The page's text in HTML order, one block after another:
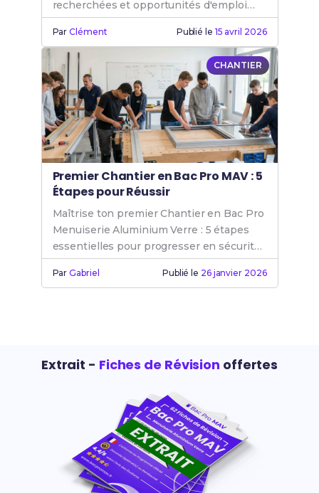
recherchées et opportunités d'emploi
dans la menuiserie aluminium.
ParClément Publié le 15 avril 2026
CHANTIER
Premier Chantier en Bac Pro MAV : 5
Étapes pour Réussir
Maîtrise ton premier Chantier en Bac Pro
Menuiserie Aluminium Verre : 5 étapes
essentielles pour progresser en sécurité
et avec méthode.
ParGabriel Publié le 26 janvier 2026
Extrait - Fiches de Révision offertes